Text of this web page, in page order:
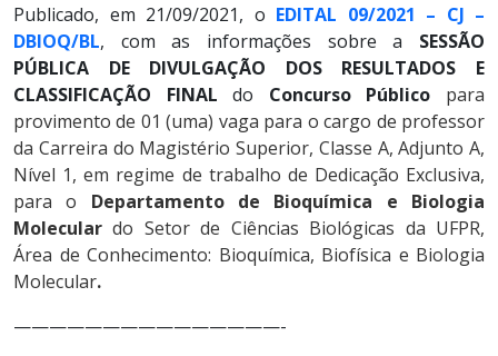
Publicado, em 21/09/2021, o EDITAL 09/2021 – CJ –
DBIOQ/BL, com as informações sobre a SESSÃO
PÚBLICA DE DIVULGAÇÃO DOS RESULTADOS E
CLASSIFICAÇÃO FINAL do Concurso Público para
provimento de 01 (uma) vaga para o cargo de professor
da Carreira do Magistério Superior, Classe A, Adjunto A,
Nível 1, em regime de trabalho de Dedicação Exclusiva,
para o Departamento de Bioquímica e Biologia
Molecular do Setor de Ciências Biológicas da UFPR,
Área de Conhecimento: Bioquímica, Biofísica e Biologia
Molecular.
———————————————-